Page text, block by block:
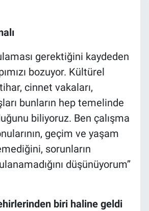
gerektiğini kaydeden
bozuyor. Kültürel
cinnet vakaları,
bunların hep temelinde
biliyoruz. Ben çalışma
geçim ve yaşam
sorunların
düşünüyorum’’
biri haline geldi